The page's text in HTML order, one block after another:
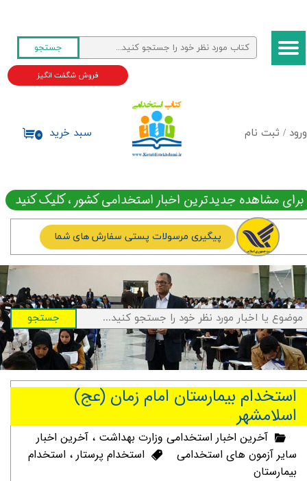
ورود / ثبت نام
حساب کاربری من
تغییر گذر واژه
جستجو
۰ سبد خرید
فروش شگفت انگیز
برای مشاهده جدیدترین اخبار استخدامی کشور ، کلیک کنید
پیگیری مرسولات پستی سفارش های شما
جستجو
استخدام بیمارستان امام زمان (عج)
اسلامشهر
آخرین اخبار استخدامی وزارت بهداشت ، آخرین اخبار
سایر آزمون های استخدامی
استخدام پرستار ، استخدام
بیمارستان